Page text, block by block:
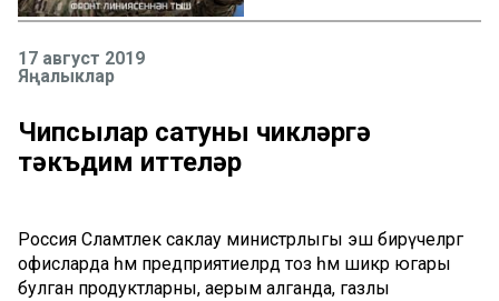
17 август 2019
Яңалыклар
Чипсылар сатуны чикләргә
тәкъдим иттеләр
Россия Сәламәтлек саклау министрлыгы эш бирүчеләргә
офисларда һәм предприятиеләрдә тоз һәм шикәр югары
булган продуктларны, аерым алганда, газлы